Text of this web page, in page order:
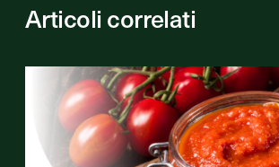
Articoli correlati